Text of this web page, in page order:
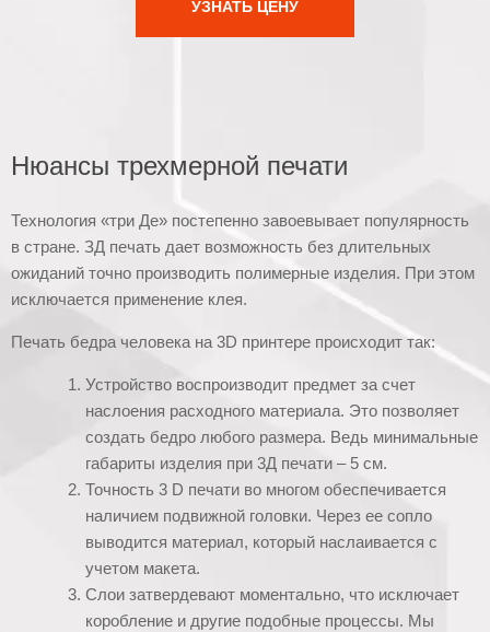
УЗНАТЬ ЦЕНУ
Нюансы трехмерной печати
Технология «три Де» постепенно завоевывает популярность
в стране. ЗД печать дает возможность без длительных
ожиданий точно производить полимерные изделия. При этом
исключается применение клея.
Печать бедра человека на 3D принтере происходит так:
Устройство воспроизводит предмет за счет
наслоения расходного материала. Это позволяет
создать бедро любого размера. Ведь минимальные
габариты изделия при 3Д печати – 5 см.
Точность 3 D печати во многом обеспечивается
наличием подвижной головки. Через ее сопло
выводится материал, который наслаивается с
учетом макета.
Слои затвердевают моментально, что исключает
коробление и другие подобные процессы. Мы